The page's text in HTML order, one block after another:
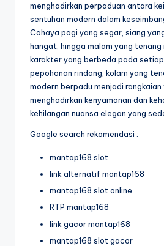
menghadirkan perpaduan antara
sentuhan modern dalam
Cahaya pagi yang segar, siang
hangat, hingga malam yang tenang
karakter yang berbeda pada setiap
pepohonan rindang, kolam yang
modern berpadu menjadi rangkaian
menghadirkan kenyamanan dan
kehilangan nuansa elegan yang
Google search rekomendasi :
mantap168 slot
link alternatif mantap168
mantap168 slot online
RTP mantap168
link gacor mantap168
mantap168 slot gacor